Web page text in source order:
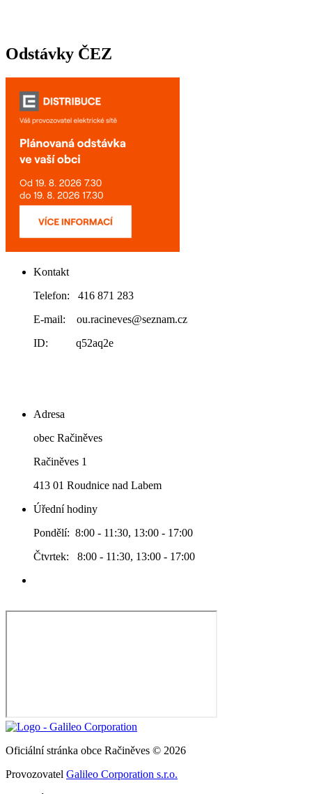
Odstávky ČEZ
Kontakt
Telefon: 416 871 283
E-mail: ou.racineves@seznam.cz
ID: q52aq2e
Adresa
obec Račiněves
Račiněves 1
413 01 Roudnice nad Labem
Úřední hodiny
Pondělí: 8:00 - 11:30, 13:00 - 17:00
Čtvrtek: 8:00 - 11:30, 13:00 - 17:00
Oficiální stránka obce Račiněves © 2026
Provozovatel Galileo Corporation s.r.o.